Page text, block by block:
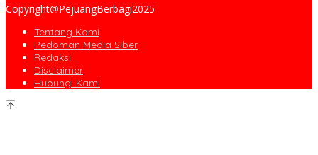
Copyright@PejuangBerbagi2025
Tentang Kami
Pedoman Media Siber
Redaksi
Disclaimer
Hubungi Kami